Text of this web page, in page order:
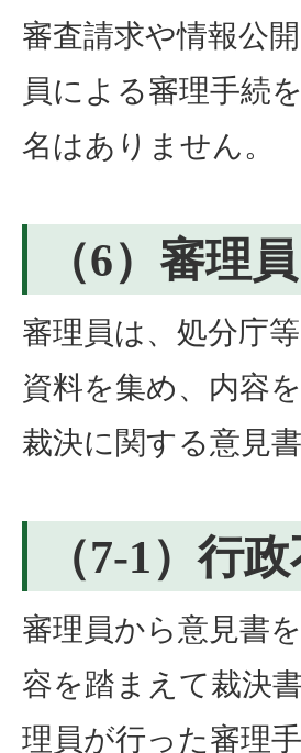
審査請求や情報公
員による審理手続
名はありません。
（6）審理
審理員は、処分庁
資料を集め、内容
裁決に関する意見
（7-1）行
審理員から意見書
容を踏まえて裁決
理員が行った審理